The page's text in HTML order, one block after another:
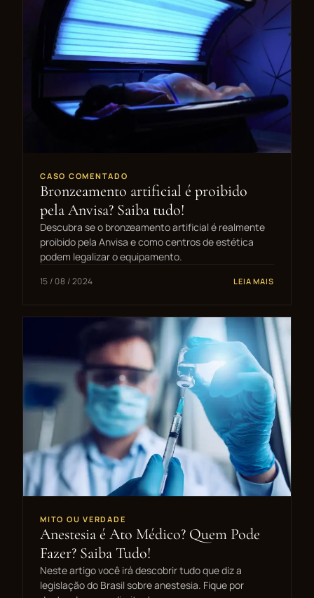
CASO COMENTADO
Bronzeamento artificial é proibido
pela Anvisa? Saiba tudo!
Descubra se o bronzeamento artificial é realmente
proibido pela Anvisa e como centros de estética
podem legalizar o equipamento.
15 / 08 / 2024 LEIA MAIS
MITO OU VERDADE
Anestesia é Ato Médico? Quem Pode
Fazer? Saiba Tudo!
Neste artigo você irá descobrir tudo que diz a
legislação do Brasil sobre anestesia. Fique por